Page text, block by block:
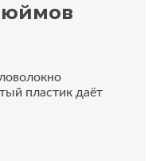
пластик даёт